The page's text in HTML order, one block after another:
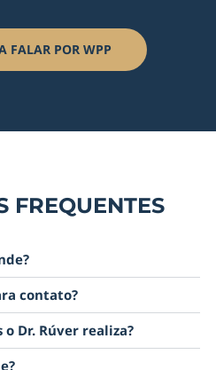
FALAR POR WPP
FREQUENTES
contato?
Dr. Rúver realiza?